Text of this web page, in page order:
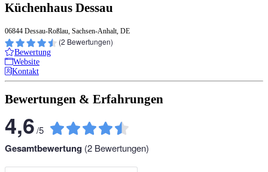
Küchenhaus Dessau
06844 Dessau-Roßlau, Sachsen-Anhalt, DE
(2 Bewertungen)
Bewertung
Website
Kontakt
Bewertungen & Erfahrungen
4,6/5
Gesamtbewertung (2 Bewertungen)